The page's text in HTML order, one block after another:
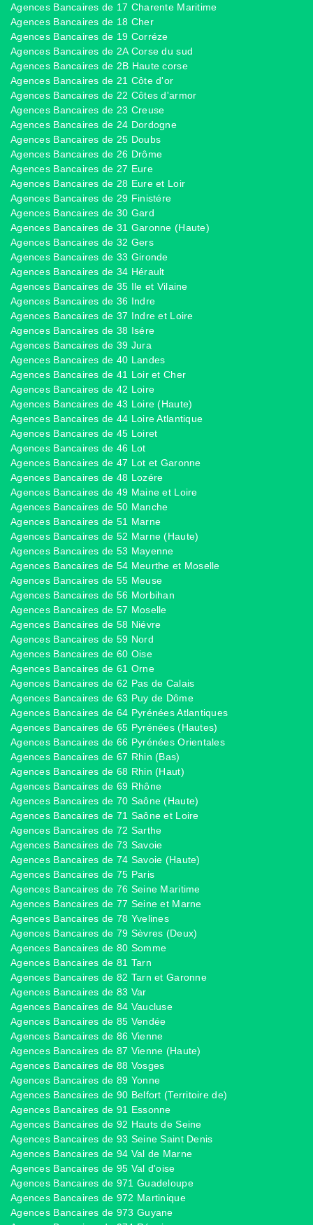
Agences Bancaires de 17 Charente Maritime
Agences Bancaires de 18 Cher
Agences Bancaires de 19 Corréze
Agences Bancaires de 2A Corse du sud
Agences Bancaires de 2B Haute corse
Agences Bancaires de 21 Côte d'or
Agences Bancaires de 22 Côtes d'armor
Agences Bancaires de 23 Creuse
Agences Bancaires de 24 Dordogne
Agences Bancaires de 25 Doubs
Agences Bancaires de 26 Drôme
Agences Bancaires de 27 Eure
Agences Bancaires de 28 Eure et Loir
Agences Bancaires de 29 Finistére
Agences Bancaires de 30 Gard
Agences Bancaires de 31 Garonne (Haute)
Agences Bancaires de 32 Gers
Agences Bancaires de 33 Gironde
Agences Bancaires de 34 Hérault
Agences Bancaires de 35 Ile et Vilaine
Agences Bancaires de 36 Indre
Agences Bancaires de 37 Indre et Loire
Agences Bancaires de 38 Isére
Agences Bancaires de 39 Jura
Agences Bancaires de 40 Landes
Agences Bancaires de 41 Loir et Cher
Agences Bancaires de 42 Loire
Agences Bancaires de 43 Loire (Haute)
Agences Bancaires de 44 Loire Atlantique
Agences Bancaires de 45 Loiret
Agences Bancaires de 46 Lot
Agences Bancaires de 47 Lot et Garonne
Agences Bancaires de 48 Lozére
Agences Bancaires de 49 Maine et Loire
Agences Bancaires de 50 Manche
Agences Bancaires de 51 Marne
Agences Bancaires de 52 Marne (Haute)
Agences Bancaires de 53 Mayenne
Agences Bancaires de 54 Meurthe et Moselle
Agences Bancaires de 55 Meuse
Agences Bancaires de 56 Morbihan
Agences Bancaires de 57 Moselle
Agences Bancaires de 58 Niévre
Agences Bancaires de 59 Nord
Agences Bancaires de 60 Oise
Agences Bancaires de 61 Orne
Agences Bancaires de 62 Pas de Calais
Agences Bancaires de 63 Puy de Dôme
Agences Bancaires de 64 Pyrénées Atlantiques
Agences Bancaires de 65 Pyrénées (Hautes)
Agences Bancaires de 66 Pyrénées Orientales
Agences Bancaires de 67 Rhin (Bas)
Agences Bancaires de 68 Rhin (Haut)
Agences Bancaires de 69 Rhône
Agences Bancaires de 70 Saône (Haute)
Agences Bancaires de 71 Saône et Loire
Agences Bancaires de 72 Sarthe
Agences Bancaires de 73 Savoie
Agences Bancaires de 74 Savoie (Haute)
Agences Bancaires de 75 Paris
Agences Bancaires de 76 Seine Maritime
Agences Bancaires de 77 Seine et Marne
Agences Bancaires de 78 Yvelines
Agences Bancaires de 79 Sèvres (Deux)
Agences Bancaires de 80 Somme
Agences Bancaires de 81 Tarn
Agences Bancaires de 82 Tarn et Garonne
Agences Bancaires de 83 Var
Agences Bancaires de 84 Vaucluse
Agences Bancaires de 85 Vendée
Agences Bancaires de 86 Vienne
Agences Bancaires de 87 Vienne (Haute)
Agences Bancaires de 88 Vosges
Agences Bancaires de 89 Yonne
Agences Bancaires de 90 Belfort (Territoire de)
Agences Bancaires de 91 Essonne
Agences Bancaires de 92 Hauts de Seine
Agences Bancaires de 93 Seine Saint Denis
Agences Bancaires de 94 Val de Marne
Agences Bancaires de 95 Val d'oise
Agences Bancaires de 971 Guadeloupe
Agences Bancaires de 972 Martinique
Agences Bancaires de 973 Guyane